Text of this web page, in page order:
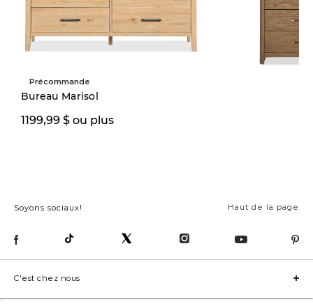
Précommande
Bureau Marisol
1199,99 $ ou plus
Haut de la page
Soyons sociaux!
C'est chez nous